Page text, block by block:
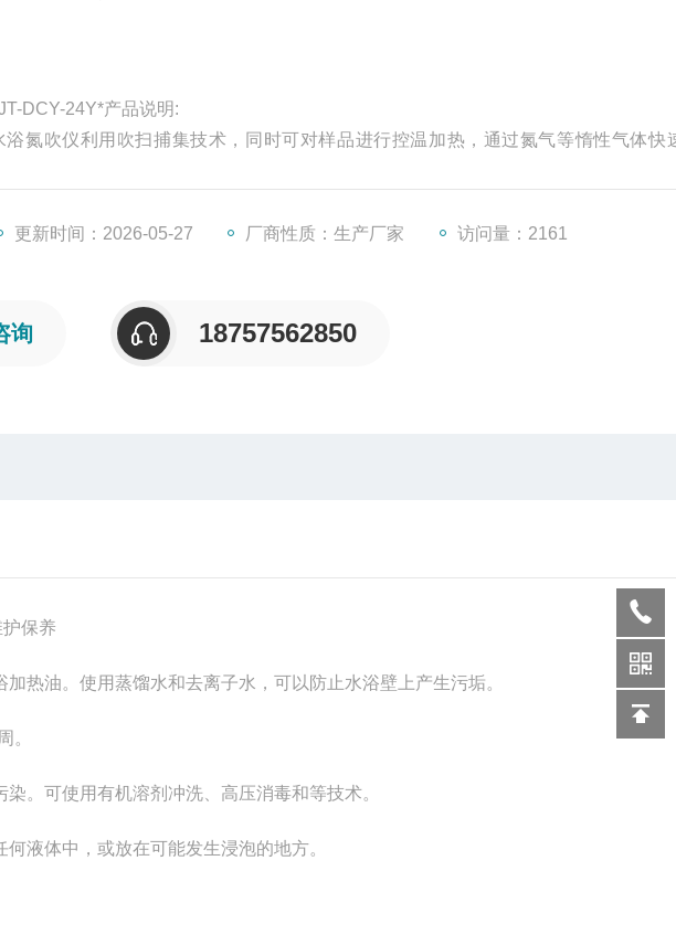
DCY-24Y*产品说明:
浴氮吹仪利用吹扫捕集技术，同时可对样品进行控温加热，通过氮气等惰性气体快
更新时间：2026-05-27 厂商性质：生产厂家 访问量：2161
询 18757562850
保养
热油。使用蒸馏水和去离子水，可以防止水浴壁上产生污垢。
。
。可使用有机溶剂冲洗、高压消毒和等技术。
液体中，或放在可能发生浸泡的地方。